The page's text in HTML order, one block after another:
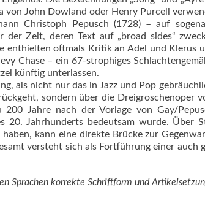
John Dowland oder Henry Purcell
Christoph Pepusch (1728) – auf
Zeit, deren Text auf „broad sides“
enthielten oftmals Kritik an Adel und Klerus
Chase – ein 67-strophiges
künftig unterlassen.
als nicht nur das in Jazz und Pop
sondern über die Dreigroschenoper
Jahre nach der Vorlage von Gay/
20. Jahrhunderts bedeutsam wurde. Über
kann eine direkte Brücke zur
versteht sich als Fortführung einer auch
Sprachen korrekte Schriftform und